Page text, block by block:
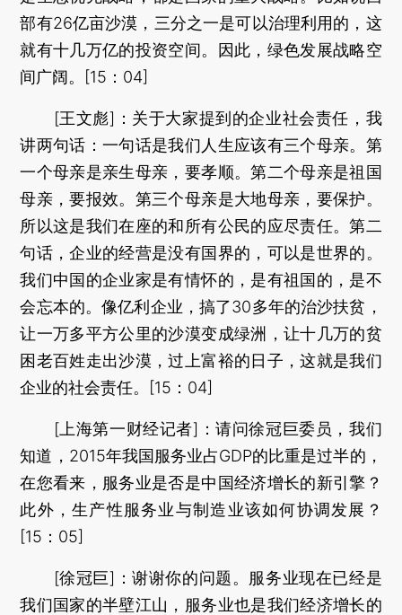
部有26亿亩沙漠，三分之一是可以治理利用的，这
就有十几万亿的投资空间。因此，绿色发展战略空
间广阔。[15：04]
[王文彪]：关于大家提到的企业社会责任，我
讲两句话：一句话是我们人生应该有三个母亲。第
一个母亲是亲生母亲，要孝顺。第二个母亲是祖国
母亲，要报效。第三个母亲是大地母亲，要保护。
所以这是我们在座的和所有公民的应尽责任。第二
句话，企业的经营是没有国界的，可以是世界的。
我们中国的企业家是有情怀的，是有祖国的，是不
会忘本的。像亿利企业，搞了30多年的治沙扶贫，
让一万多平方公里的沙漠变成绿洲，让十几万的贫
困老百姓走出沙漠，过上富裕的日子，这就是我们
企业的社会责任。[15：04]
[上海第一财经记者]：请问徐冠巨委员，我们
知道，2015年我国服务业占GDP的比重是过半的，
在您看来，服务业是否是中国经济增长的新引擎？
此外，生产性服务业与制造业该如何协调发展？
[15：05]
[徐冠巨]：谢谢你的问题。服务业现在已经是
我们国家的半壁江山，服务业也是我们经济增长的